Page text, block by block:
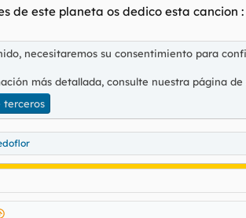
de este planeta os dedico esta cancion :
necesitaremos su consentimiento para
más detallada, consulte nuestra página de
terceros